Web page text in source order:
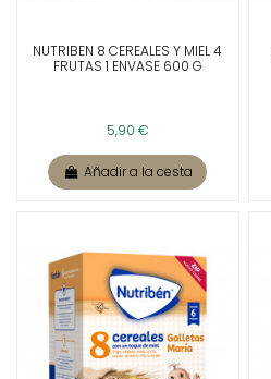
NUTRIBEN 8 CEREALES Y MIEL 4
FRUTAS 1 ENVASE 600 G
5,90 €
Añadir a la cesta